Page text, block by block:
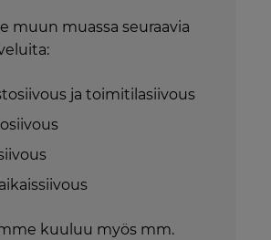
muun muassa seuraavia
ja toimitilasiivous
kuuluu myös mm.